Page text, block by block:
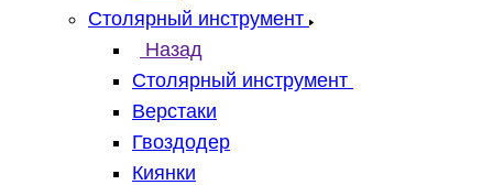
Столярный инструмент
Назад
Столярный инструмент
Верстаки
Гвоздодер
Киянки